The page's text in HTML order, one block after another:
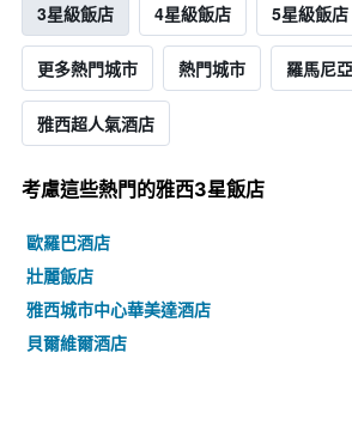
3星級飯店 4星級飯店 5星級飯店
更多熱門城市 熱門城市 羅馬尼
雅西超人氣酒店
考慮這些熱門的雅西3星​飯店
歐羅巴酒店
壯麗飯店
雅西城市中心華美達酒店
貝爾維爾酒店